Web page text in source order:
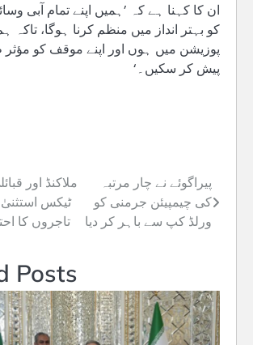
ان کا کہنا ہے کہ ’ہمیں اپنے تمام آبی
کو بہتر انداز میں منظم کرنا ہوگا،
پوزیشن میں ہوں اور اپنے موقف کو
پیش کر سکیں۔‘
ملاکنڈ اور
ٹیکس
تاجروں کا
پیراگوئے نے چار مرتبہ
کی چیمپیئن جرمنی کو
ورلڈ کپ سے باہر کر دیا
Posts